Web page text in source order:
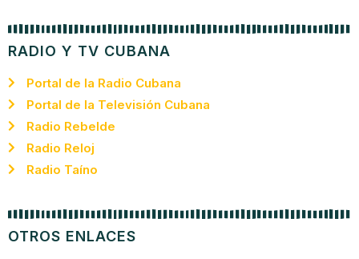
RADIO Y TV CUBANA
Portal de la Radio Cubana
Portal de la Televisión Cubana
Radio Rebelde
Radio Reloj
Radio Taíno
OTROS ENLACES